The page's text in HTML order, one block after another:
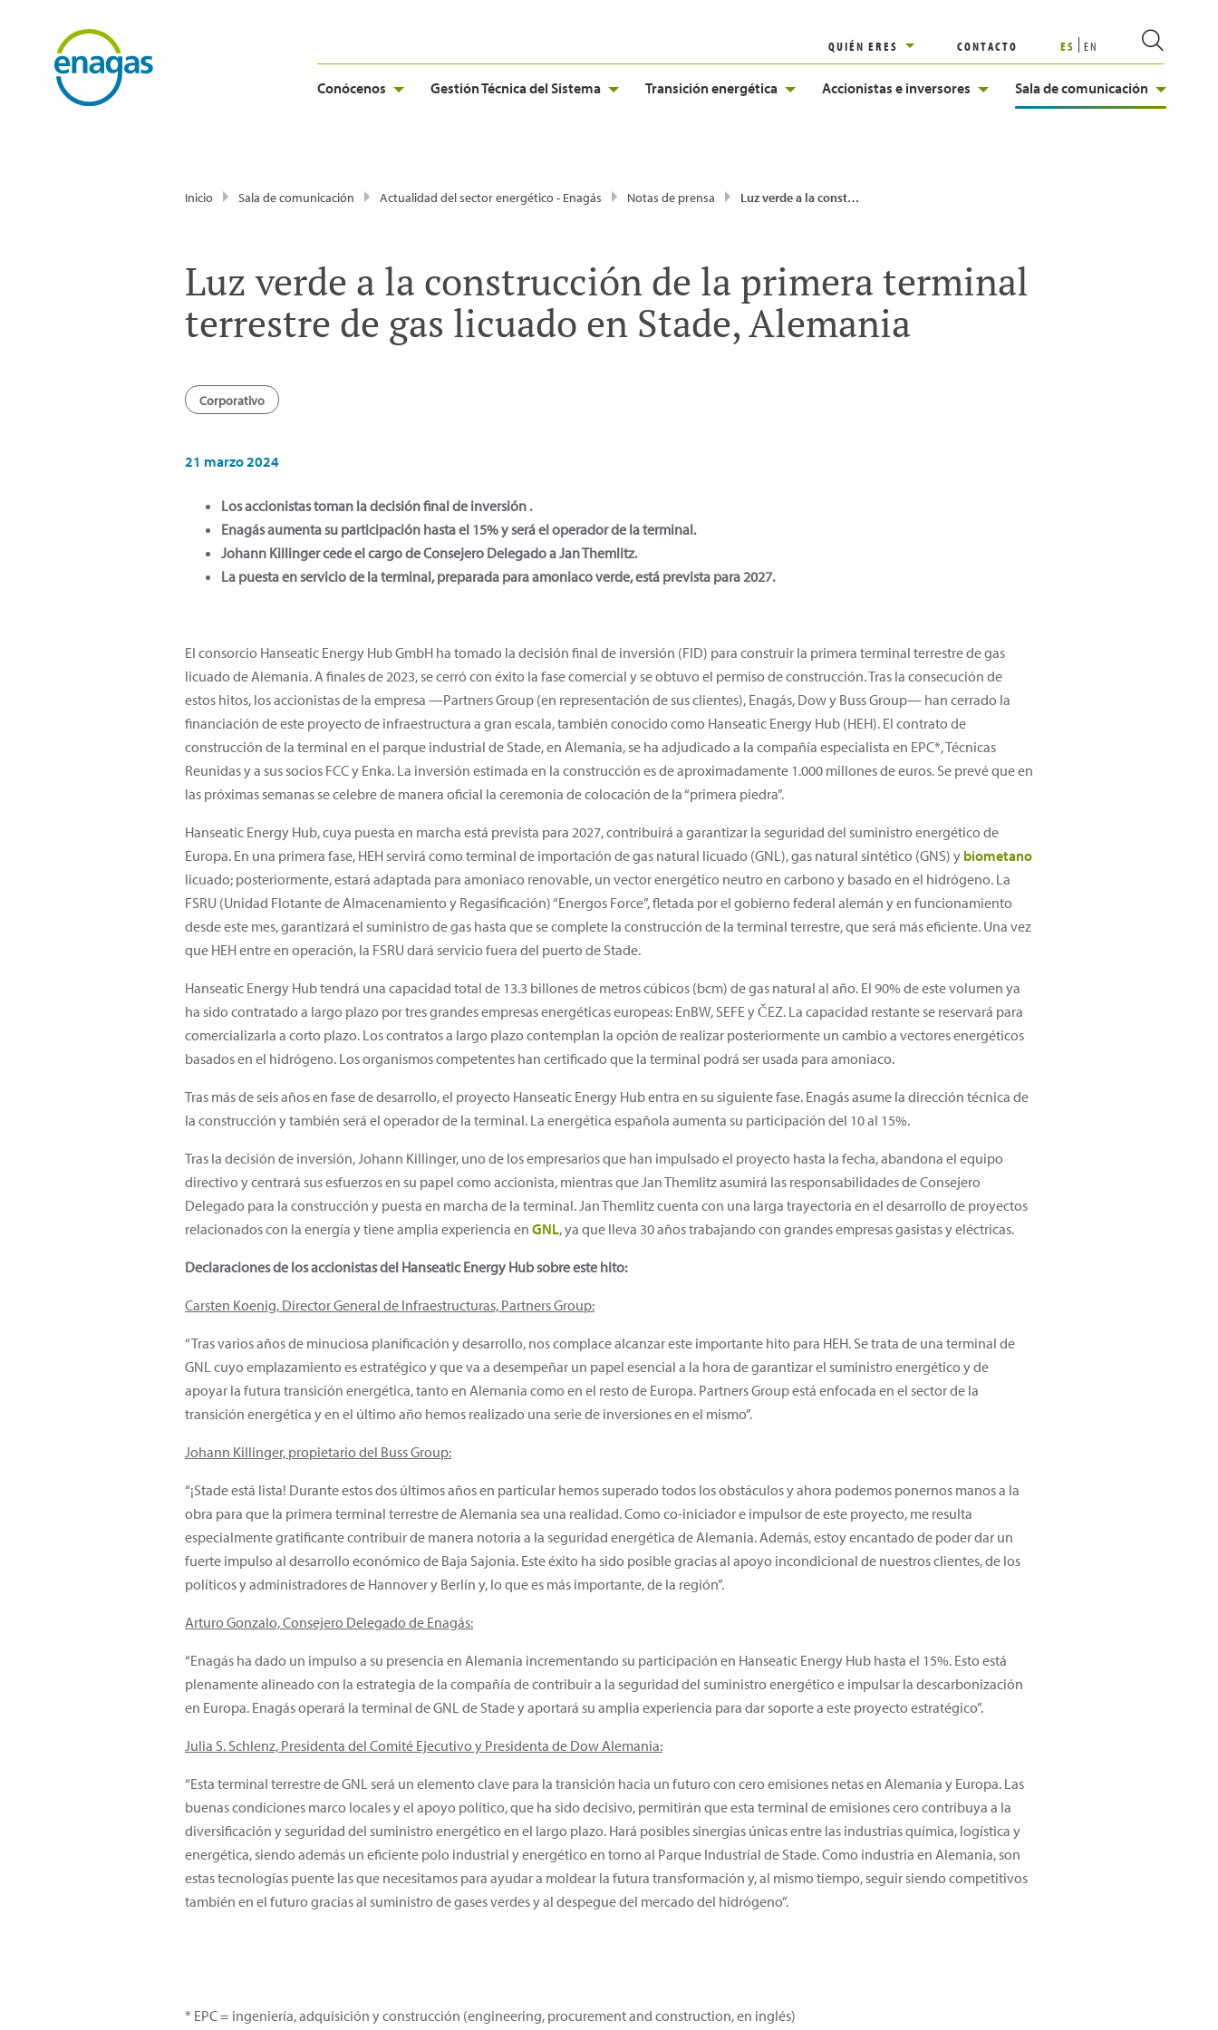
QUIÉN ERES CONTACTO ES EN
Conócenos Gestión Técnica del Sistema Transición energética Accionistas e inversores Sala de comunicación
Inicio Sala de comunicación Actualidad del sector energético - Enagás Notas de prensa Luz verde a la construcción de la primera terminal terrestre de gas licuado en Stade, Alemania
Luz verde a la construcción de la primera terminal
terrestre de gas licuado en Stade, Alemania
Corporativo
21 marzo 2024
Los accionistas toman la decisión final de inversión .
Enagás aumenta su participación hasta el 15% y será el operador de la terminal.
Johann Killinger cede el cargo de Consejero Delegado a Jan Themlitz.
La puesta en servicio de la terminal, preparada para amoniaco verde, está prevista para 2027.
El consorcio Hanseatic Energy Hub GmbH ha tomado la decisión final de inversión (FID) para construir la primera terminal terrestre de gas
licuado de Alemania. A finales de 2023, se cerró con éxito la fase comercial y se obtuvo el permiso de construcción. Tras la consecución de
estos hitos, los accionistas de la empresa —Partners Group (en representación de sus clientes), Enagás, Dow y Buss Group— han cerrado la
financiación de este proyecto de infraestructura a gran escala, también conocido como Hanseatic Energy Hub (HEH). El contrato de
construcción de la terminal en el parque industrial de Stade, en Alemania, se ha adjudicado a la compañía especialista en EPC*, Técnicas
Reunidas y a sus socios FCC y Enka. La inversión estimada en la construcción es de aproximadamente 1.000 millones de euros. Se prevé que en
las próximas semanas se celebre de manera oficial la ceremonia de colocación de la “primera piedra”.
Hanseatic Energy Hub, cuya puesta en marcha está prevista para 2027, contribuirá a garantizar la seguridad del suministro energético de
Europa. En una primera fase, HEH servirá como terminal de importación de gas natural licuado (GNL), gas natural sintético (GNS) y biometano
licuado; posteriormente, estará adaptada para amoniaco renovable, un vector energético neutro en carbono y basado en el hidrógeno. La
FSRU (Unidad Flotante de Almacenamiento y Regasificación) “Energos Force”, fletada por el gobierno federal alemán y en funcionamiento
desde este mes, garantizará el suministro de gas hasta que se complete la construcción de la terminal terrestre, que será más eficiente. Una vez
que HEH entre en operación, la FSRU dará servicio fuera del puerto de Stade.
Hanseatic Energy Hub tendrá una capacidad total de 13.3 billones de metros cúbicos (bcm) de gas natural al año. El 90% de este volumen ya
ha sido contratado a largo plazo por tres grandes empresas energéticas europeas: EnBW, SEFE y ČEZ. La capacidad restante se reservará para
comercializarla a corto plazo. Los contratos a largo plazo contemplan la opción de realizar posteriormente un cambio a vectores energéticos
basados en el hidrógeno. Los organismos competentes han certificado que la terminal podrá ser usada para amoniaco.
Tras más de seis años en fase de desarrollo, el proyecto Hanseatic Energy Hub entra en su siguiente fase. Enagás asume la dirección técnica de
la construcción y también será el operador de la terminal. La energética española aumenta su participación del 10 al 15%.
Tras la decisión de inversión, Johann Killinger, uno de los empresarios que han impulsado el proyecto hasta la fecha, abandona el equipo
directivo y centrará sus esfuerzos en su papel como accionista, mientras que Jan Themlitz asumirá las responsabilidades de Consejero
Delegado para la construcción y puesta en marcha de la terminal. Jan Themlitz cuenta con una larga trayectoria en el desarrollo de proyectos
relacionados con la energía y tiene amplia experiencia en GNL, ya que lleva 30 años trabajando con grandes empresas gasistas y eléctricas.
Declaraciones de los accionistas del Hanseatic Energy Hub sobre este hito:
Carsten Koenig, Director General de Infraestructuras, Partners Group:
“Tras varios años de minuciosa planificación y desarrollo, nos complace alcanzar este importante hito para HEH. Se trata de una terminal de
GNL cuyo emplazamiento es estratégico y que va a desempeñar un papel esencial a la hora de garantizar el suministro energético y de
apoyar la futura transición energética, tanto en Alemania como en el resto de Europa. Partners Group está enfocada en el sector de la
transición energética y en el último año hemos realizado una serie de inversiones en el mismo”.
Johann Killinger, propietario del Buss Group:
“¡Stade está lista! Durante estos dos últimos años en particular hemos superado todos los obstáculos y ahora podemos ponernos manos a la
obra para que la primera terminal terrestre de Alemania sea una realidad. Como co-iniciador e impulsor de este proyecto, me resulta
especialmente gratificante contribuir de manera notoria a la seguridad energética de Alemania. Además, estoy encantado de poder dar un
fuerte impulso al desarrollo económico de Baja Sajonia. Este éxito ha sido posible gracias al apoyo incondicional de nuestros clientes, de los
políticos y administradores de Hannover y Berlín y, lo que es más importante, de la región”.
Arturo Gonzalo, Consejero Delegado de Enagás:
“Enagás ha dado un impulso a su presencia en Alemania incrementando su participación en Hanseatic Energy Hub hasta el 15%. Esto está
plenamente alineado con la estrategia de la compañía de contribuir a la seguridad del suministro energético e impulsar la descarbonización
en Europa. Enagás operará la terminal de GNL de Stade y aportará su amplia experiencia para dar soporte a este proyecto estratégico”.
Julia S. Schlenz, Presidenta del Comité Ejecutivo y Presidenta de Dow Alemania:
“Esta terminal terrestre de GNL será un elemento clave para la transición hacia un futuro con cero emisiones netas en Alemania y Europa. Las
buenas condiciones marco locales y el apoyo político, que ha sido decisivo, permitirán que esta terminal de emisiones cero contribuya a la
diversificación y seguridad del suministro energético en el largo plazo. Hará posibles sinergias únicas entre las industrias química, logística y
energética, siendo además un eficiente polo industrial y energético en torno al Parque Industrial de Stade. Como industria en Alemania, son
estas tecnologías puente las que necesitamos para ayudar a moldear la futura transformación y, al mismo tiempo, seguir siendo competitivos
también en el futuro gracias al suministro de gases verdes y al despegue del mercado del hidrógeno”.
* EPC = ingeniería, adquisición y construcción (engineering, procurement and construction, en inglés)